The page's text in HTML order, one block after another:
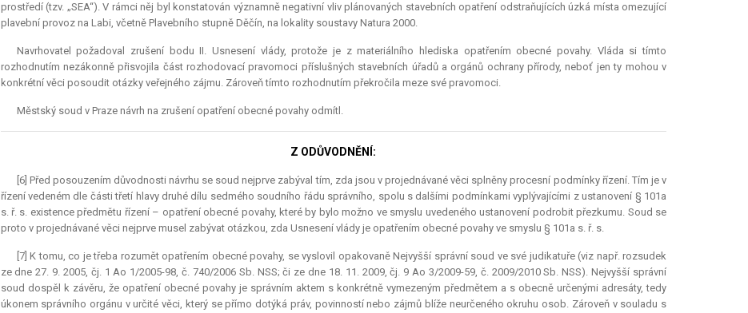
prostředí (tzv. „SEA“). V rámci něj byl konstatován významně negativní vliv plánovaných stavebních opatření odstraňujících úzká místa omezující
plavební provoz na Labi, včetně Plavebního stupně Děčín, na lokality soustavy Natura 2000.
Navrhovatel požadoval zrušení bodu II. Usnesení vlády, protože je z materiálního hlediska opatřením obecné povahy. Vláda si tímto
rozhodnutím nezákonně přisvojila část rozhodovací pravomoci příslušných stavebních úřadů a orgánů ochrany přírody, neboť jen ty mohou v
konkrétní věci posoudit otázky veřejného zájmu. Zároveň tímto rozhodnutím překročila meze své pravomoci.
Městský soud v Praze návrh na zrušení opatření obecné povahy odmítl.
Z ODŮVODNĚNÍ:
[6] Před posouzením důvodnosti návrhu se soud nejprve zabýval tím, zda jsou v projednávané věci splněny procesní podmínky řízení. Tím je v
řízení vedeném dle části třetí hlavy druhé dílu sedmého soudního řádu správního, spolu s dalšími podmínkami vyplývajícími z ustanovení § 101a
s. ř. s. existence předmětu řízení – opatření obecné povahy, které by bylo možno ve smyslu uvedeného ustanovení podrobit přezkumu. Soud se
proto v projednávané věci nejprve musel zabývat otázkou, zda Usnesení vlády je opatřením obecné povahy ve smyslu § 101a s. ř. s.
[7] K tomu, co je třeba rozumět opatřením obecné povahy, se vyslovil opakovaně Nejvyšší správní soud ve své judikatuře (viz např. rozsudek
ze dne 27. 9. 2005, čj. 1 Ao 1/2005-98, č. 740/2006 Sb. NSS; či ze dne 18. 11. 2009, čj. 9 Ao 3/2009-59, č. 2009/2010 Sb. NSS). Nejvyšší správní
soud dospěl k závěru, že opatření obecné povahy je správním aktem s konkrétně vymezeným předmětem a s obecně určenými adresáty, tedy
úkonem správního orgánu v určité věci, který se přímo dotýká práv, povinností nebo zájmů blíže neurčeného okruhu osob. Zároveň v souladu s